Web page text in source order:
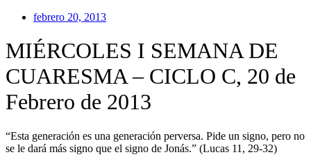
febrero 20, 2013
MIÉRCOLES I SEMANA DE
CUARESMA – CICLO C, 20 de
Febrero de 2013
“Esta generación es una generación perversa. Pide un signo, pero no
se le dará más signo que el signo de Jonás.” (Lucas 11, 29-32)